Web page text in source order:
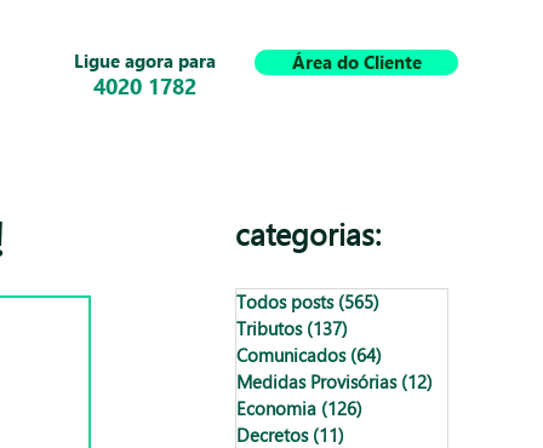
Ligue agora para
4020 1782
Área do Cliente
categorias:
Todos posts (565)
Tributos (137)
Comunicados (64)
Medidas Provisórias (12)
Economia (126)
Decretos (11)